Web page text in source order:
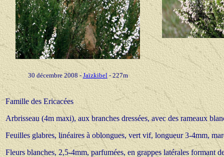
30 décembre 2008 -Jaïzkibel- 227m
Famille des Ericacées
Arbrisseau (4m maxi), aux branches dressées, avec des rameaux
Feuilles glabres, linéaires à oblongues, vert vif, longueur 3-4mm,
Fleurs blanches, 2,5-4mm, parfumées, en grappes latérales formant